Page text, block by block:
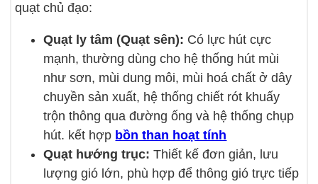
quạt chủ đạo:
Quạt ly tâm (Quạt sên): Có lực hút cực
mạnh, thường dùng cho hệ thống hút mùi
như sơn, mùi dung môi, mùi hoá chất ở dây
chuyền sản xuất, hệ thống chiết rót khuấy
trộn thông qua đường ống và hệ thống chụp
hút. kết hợp bồn than hoạt tính
Quạt hướng trục: Thiết kế đơn giản, lưu
lượng gió lớn, phù hợp để thông gió trực tiếp